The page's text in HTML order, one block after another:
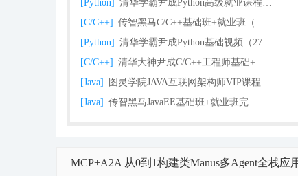
[Python] 清华学霸尹成Python高级就业课程112天完整
[C/C++] 传智黑马C/C++基础班+就业班（完整版）
[Python] 清华学霸尹成Python基础视频（27天完整版课
[C/C++] 清华大神尹成C/C++工程师基础+就业课程（93
[Java] 图灵学院JAVA互联网架构师VIP课程
[Java] 传智黑马JavaEE基础班+就业班完整版（2018
MCP+A2A 从0到1构建类Manus多Agent全栈应